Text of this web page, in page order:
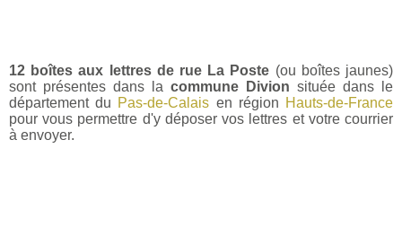
12 boîtes aux lettres de rue La Poste (ou boîtes jaunes)
sont présentes dans la commune Divion située dans le
département du Pas-de-Calais en région Hauts-de-France
pour vous permettre d'y déposer vos lettres et votre courrier
à envoyer.